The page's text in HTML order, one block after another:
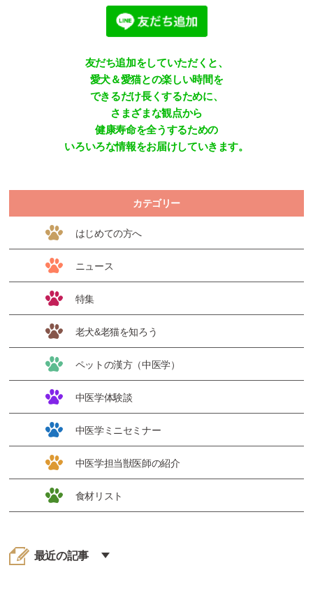
友だち追加をしていただくと、
愛犬＆愛猫との楽しい時間を
できるだけ長くするために、
さまざまな観点から
健康寿命を全うするための
いろいろな情報をお届けしていきます。
カテゴリー
はじめての方へ
ニュース
特集
老犬&老猫を知ろう
ペットの漢方（中医学）
中医学体験談
中医学ミニセミナー
中医学担当獣医師の紹介
食材リスト
最近の記事